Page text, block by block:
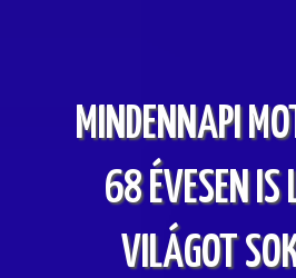
MINDENNAPI
68 ÉVESEN IS
VILÁGOT